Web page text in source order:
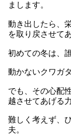
まします。
動き出したら、
を取り戻させて
初めての冬は、
動かないクワガ
でも、その心配
越させてあげる
難しく考えず、
夫。